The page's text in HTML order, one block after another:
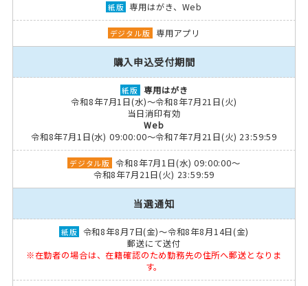
専用はがき、Web
専用アプリ
購入申込受付期間
専用はがき
令和8年7月1日(水)～令和8年7月21日(火)
当日消印有効
Web
令和8年7月1日(水) 09:00:00～令和7年7月21日(火) 23:59:59
令和8年7月1日(水) 09:00:00～
令和8年7月21日(火) 23:59:59
当選通知
令和8年8月7日(金)～令和8年8月14日(金)
郵送にて送付
※在勤者の場合は、在籍確認のため勤務先の住所へ郵送となりま
す。